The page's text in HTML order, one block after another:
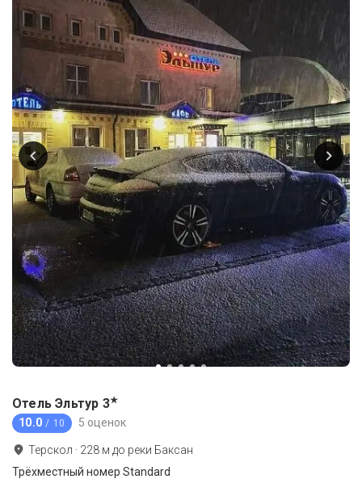
Отель Эльтур 3★
10.0 / 10 5 оценок
Терскол · 228 м до реки Баксан
Трёхместный номер Standard